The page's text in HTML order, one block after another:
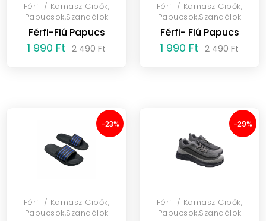
Férfi / Kamasz Cipők,
Papucsok,Szandálok
Férfi-Fiú Papucs
1 990 Ft 2 490 Ft
Férfi / Kamasz Cipők,
Papucsok,Szandálok
Férfi- Fiú Papucs
1 990 Ft 2 490 Ft
-23%
Férfi / Kamasz Cipők,
Papucsok,Szandálok
-29%
Férfi / Kamasz Cipők,
Papucsok,Szandálok